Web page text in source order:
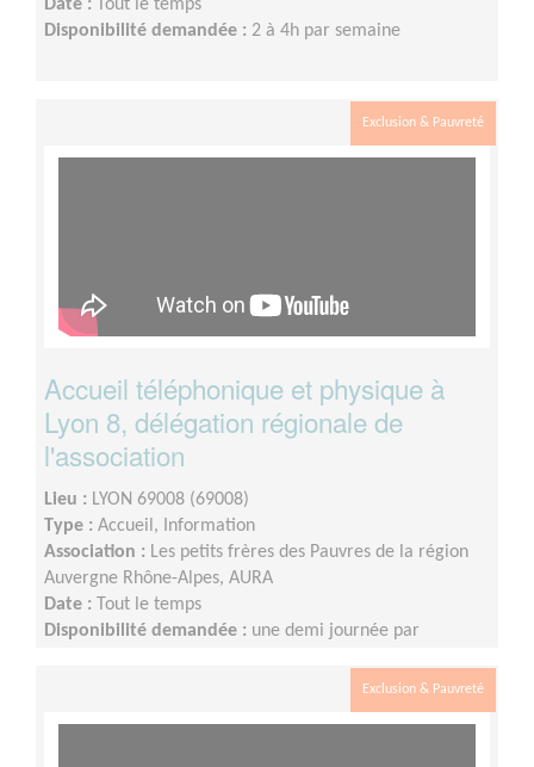
Date : Tout le temps
Disponibilité demandée : 2 à 4h par semaine
Exclusion & Pauvreté
Accueil téléphonique et physique à
Lyon 8, délégation régionale de
l'association
Lieu : LYON 69008 (69008)
Type : Accueil, Information
Association : Les petits frères des Pauvres de la région
Auvergne Rhône-Alpes, AURA
Date : Tout le temps
Disponibilité demandée : une demi journée par
Exclusion & Pauvreté